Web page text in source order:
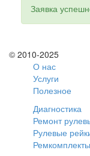
Заявка
© 2010-2025
О нас
Услуги
Полезное
Диагностика
Ремонт
Рулевые
Ремкомплекты